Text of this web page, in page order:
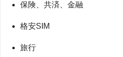
保険、共済、金融
格安SIM
旅行